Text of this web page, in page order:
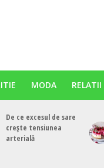
MODA RELATII
De ce excesul de sare
crește tensiunea
arterială